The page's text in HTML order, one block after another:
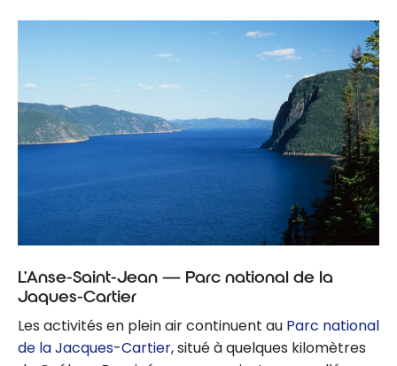
L’Anse-Saint-Jean — Parc national de la
Jaques-Cartier
Les activités en plein air continuent au Parc national
de la Jacques-Cartier, situé à quelques kilomètres